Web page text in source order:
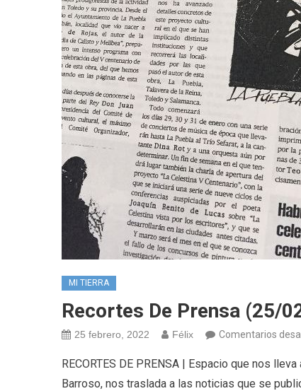
MI TIERRA
Recortes De Prensa (25/
25 febrero, 2022 Félix Comentarios
RECORTES DE PRENSA | Espacio que nos
Barroso, nos traslada a las noticias que se